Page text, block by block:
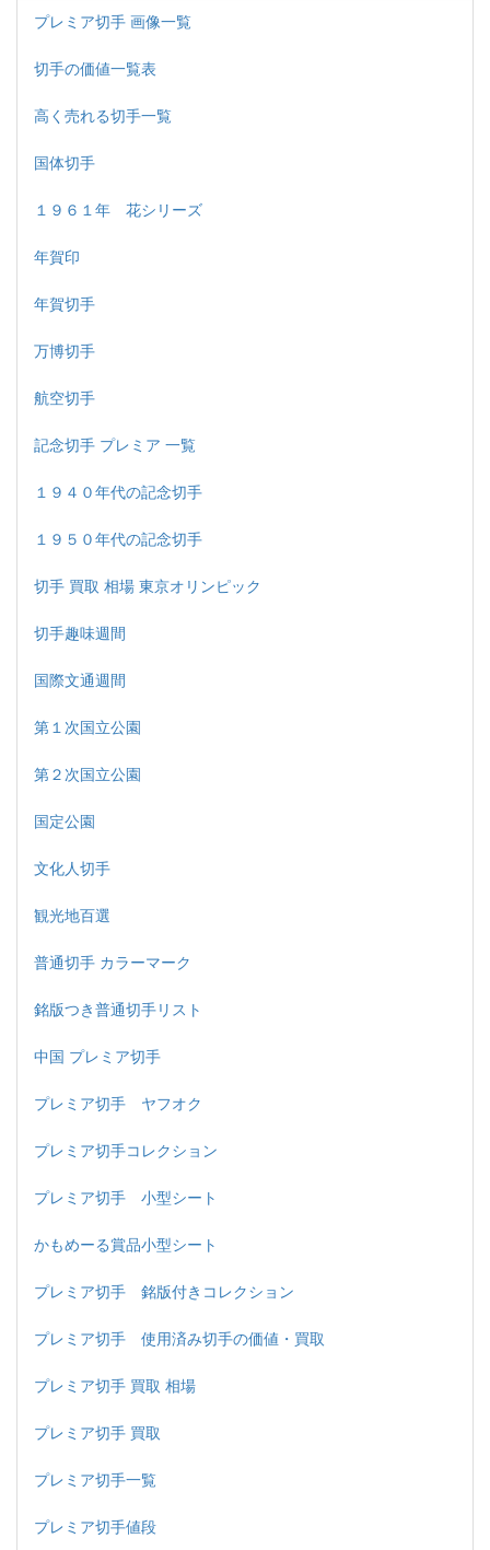
プレミア切手 画像一覧
切手の価値一覧表
高く売れる切手一覧
国体切手
１９６１年 花シリーズ
年賀印
年賀切手
万博切手
航空切手
記念切手 プレミア 一覧
１９４０年代の記念切手
１９５０年代の記念切手
切手 買取 相場 東京オリンピック
切手趣味週間
国際文通週間
第１次国立公園
第２次国立公園
国定公園
文化人切手
観光地百選
普通切手 カラーマーク
銘版つき普通切手リスト
中国 プレミア切手
プレミア切手 ヤフオク
プレミア切手コレクション
プレミア切手 小型シート
かもめーる賞品小型シート
プレミア切手 銘版付きコレクション
プレミア切手 使用済み切手の価値・買取
プレミア切手 買取 相場
プレミア切手 買取
プレミア切手一覧
プレミア切手値段